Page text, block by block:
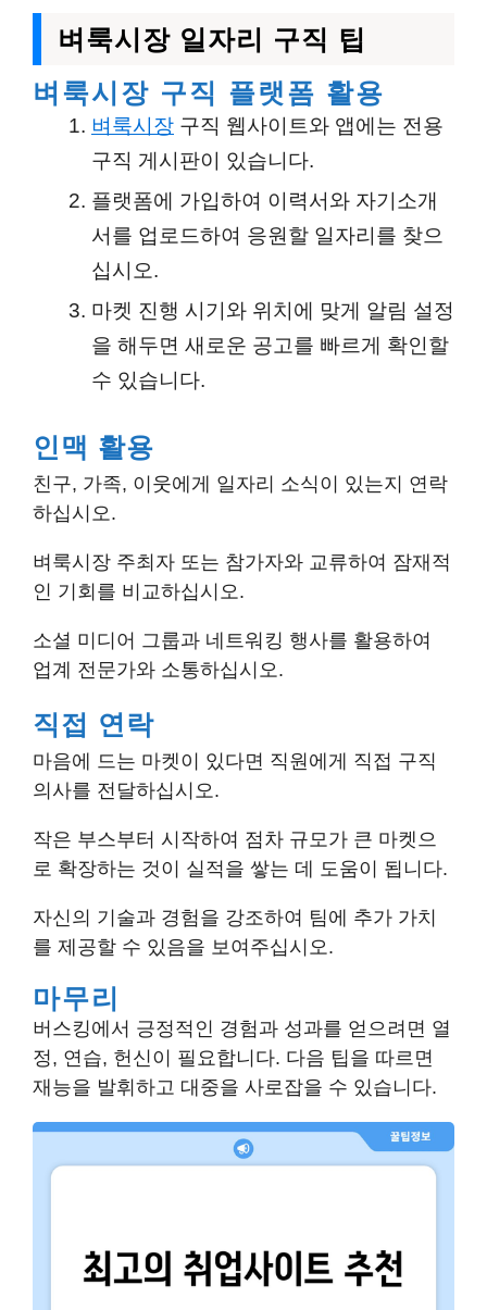
벼룩시장 일자리 구직 팁
벼룩시장 구직 플랫폼 활용
벼룩시장 구직 웹사이트와 앱에는 전용
구직 게시판이 있습니다.
플랫폼에 가입하여 이력서와 자기소개
서를 업로드하여 응원할 일자리를 찾으
십시오.
마켓 진행 시기와 위치에 맞게 알림 설정
을 해두면 새로운 공고를 빠르게 확인할
수 있습니다.
인맥 활용
친구, 가족, 이웃에게 일자리 소식이 있는지 연락
하십시오.
벼룩시장 주최자 또는 참가자와 교류하여 잠재적
인 기회를 비교하십시오.
소셜 미디어 그룹과 네트워킹 행사를 활용하여
업계 전문가와 소통하십시오.
직접 연락
마음에 드는 마켓이 있다면 직원에게 직접 구직
의사를 전달하십시오.
작은 부스부터 시작하여 점차 규모가 큰 마켓으
로 확장하는 것이 실적을 쌓는 데 도움이 됩니다.
자신의 기술과 경험을 강조하여 팀에 추가 가치
를 제공할 수 있음을 보여주십시오.
마무리
버스킹에서 긍정적인 경험과 성과를 얻으려면 열
정, 연습, 헌신이 필요합니다. 다음 팁을 따르면
재능을 발휘하고 대중을 사로잡을 수 있습니다.